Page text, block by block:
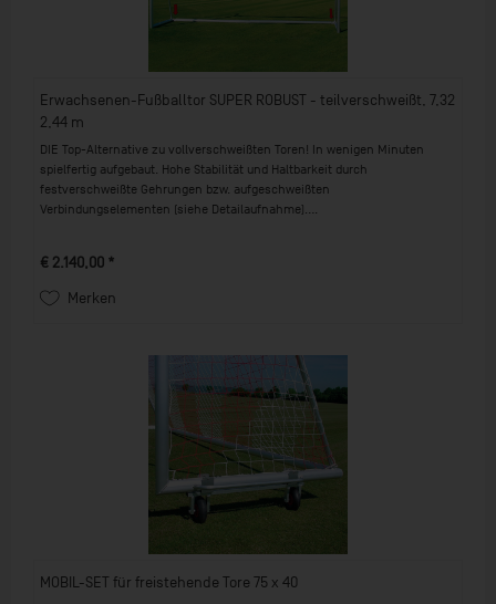
Erwachsenen-Fußballtor SUPER ROBUST - teilverschweißt, 7,32
2,44 m
DIE Top-Alternative zu vollverschweißten Toren! In wenigen Minuten
spielfertig aufgebaut. Hohe Stabilität und Haltbarkeit durch
festverschweißte Gehrungen bzw. aufgeschweißten
Verbindungselementen (siehe Detailaufnahme)....
€ 2.140,00 *
Merken
MOBIL-SET für freistehende Tore 75 x 40